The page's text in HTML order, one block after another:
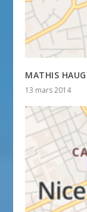
MATHIS HAUG
13 mars 2014